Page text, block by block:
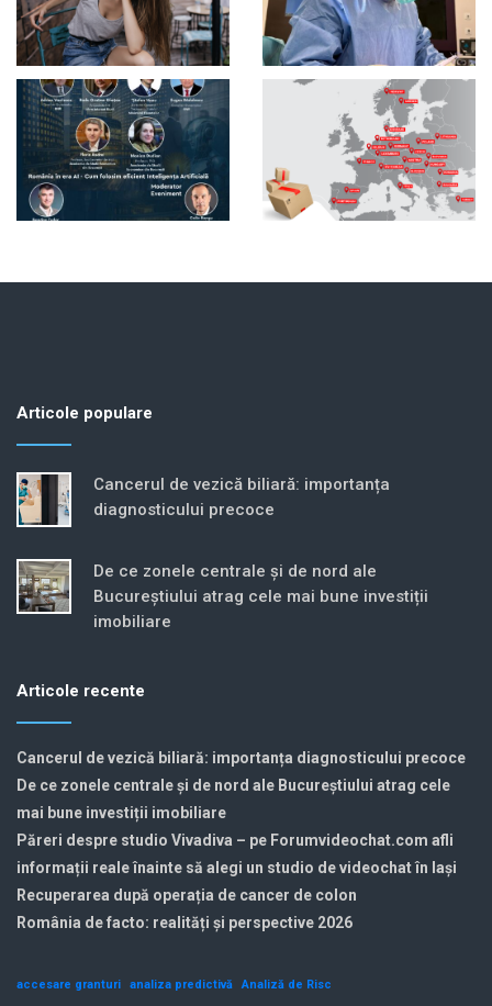
Articole populare
Cancerul de vezică biliară: importanța
diagnosticului precoce
De ce zonele centrale și de nord ale
Bucureștiului atrag cele mai bune investiții
imobiliare
Articole recente
Cancerul de vezică biliară: importanța diagnosticului precoce
De ce zonele centrale și de nord ale Bucureștiului atrag cele
mai bune investiții imobiliare
Păreri despre studio Vivadiva – pe Forumvideochat.com afli
informații reale înainte să alegi un studio de videochat în Iași
Recuperarea după operația de cancer de colon
România de facto: realități și perspective 2026
accesare granturi analiza predictivă Analiză de Risc